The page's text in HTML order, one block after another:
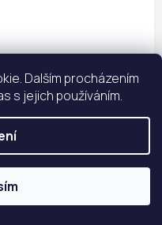
Dalším procházením
s jejich používáním.